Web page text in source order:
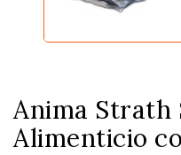
Anima Strath
Alimenticio